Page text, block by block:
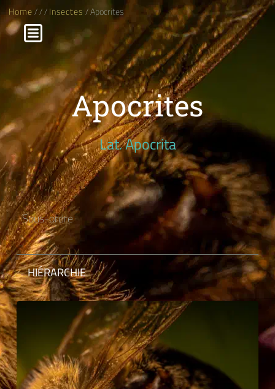
Home///Insectes / Apocrites
Apocrites
Lat. Apocrita
Sous-ordre
HIÉRARCHIE